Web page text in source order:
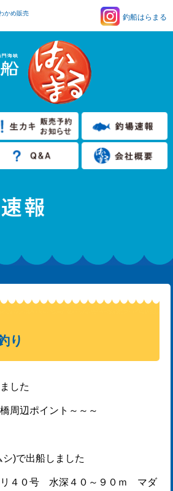
かめ販売 釣船はらまる
り
した
周辺ポイント～～～
)で出船しました
４０号 水深４０～９０ｍ マダ